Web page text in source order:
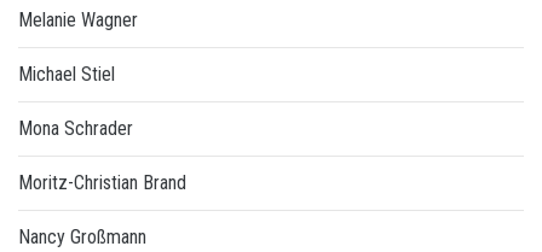
Melanie Wagner
Michael Stiel
Mona Schrader
Moritz-Christian Brand
Nancy Großmann